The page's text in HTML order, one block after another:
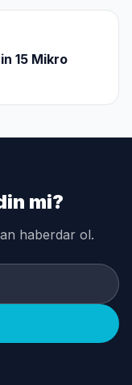
15 Mikro
mi?
haberdar ol.